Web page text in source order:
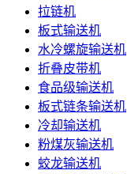
拉链机
板式输送机
水冷螺旋输送机
折叠皮带机
食品级输送机
板式链条输送机
冷却输送机
粉煤灰输送机
蛟龙输送机